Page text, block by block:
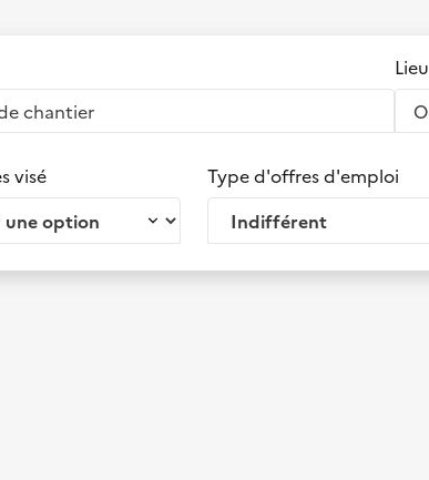
Lieu
visé Type d'offres d'emploi